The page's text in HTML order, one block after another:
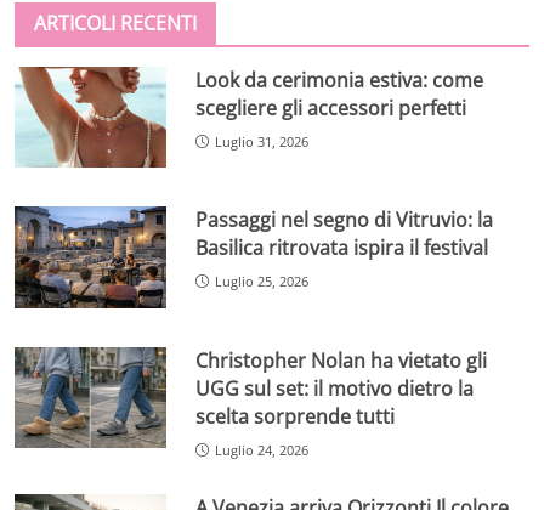
ARTICOLI RECENTI
Look da cerimonia estiva: come
scegliere gli accessori perfetti
Luglio 31, 2026
Passaggi nel segno di Vitruvio: la
Basilica ritrovata ispira il festival
Luglio 25, 2026
Christopher Nolan ha vietato gli
UGG sul set: il motivo dietro la
scelta sorprende tutti
Luglio 24, 2026